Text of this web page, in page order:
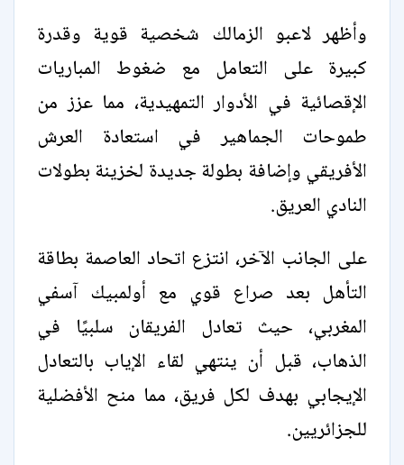
وأظهر لاعبو الزمالك شخصية قوية وقدرة
كبيرة على التعامل مع ضغوط المباريات
الإقصائية في الأدوار التمهيدية، مما عزز من
طموحات الجماهير في استعادة العرش
الأفريقي وإضافة بطولة جديدة لخزينة بطولات
النادي العريق.
على الجانب الآخر، انتزع اتحاد العاصمة بطاقة
التأهل بعد صراع قوي مع أولمبيك آسفي
المغربي، حيث تعادل الفريقان سلبيًا في
الذهاب، قبل أن ينتهي لقاء الإياب بالتعادل
الإيجابي بهدف لكل فريق، مما منح الأفضلية
للجزائريين.